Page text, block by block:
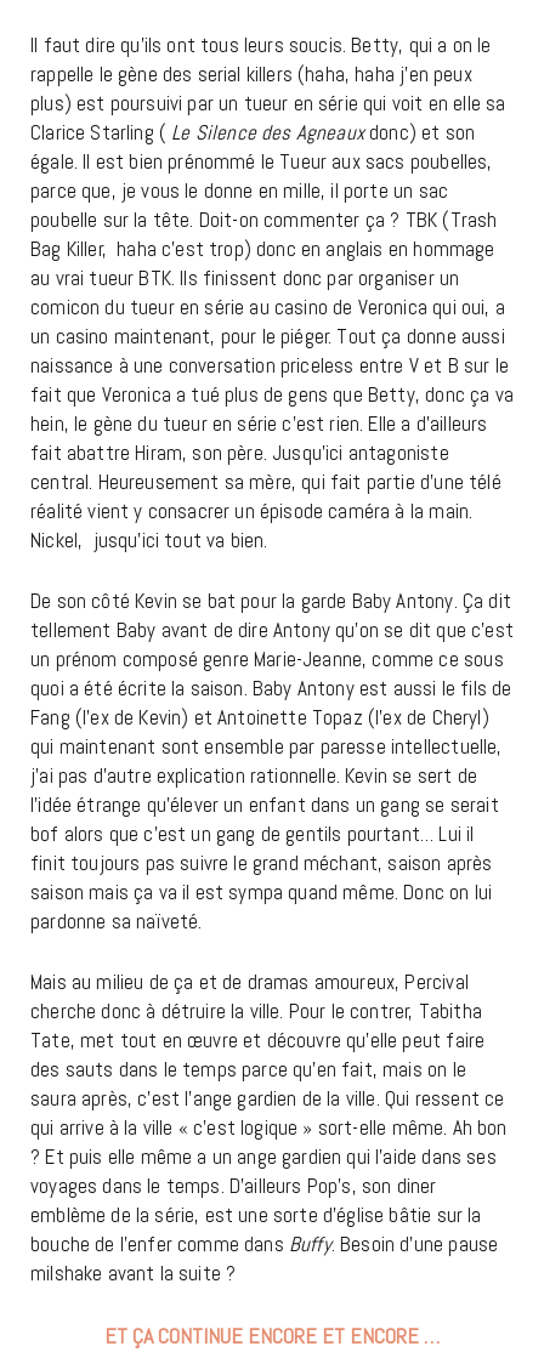
Il faut dire qu’ils ont tous leurs soucis. Betty, qui a on le
rappelle le gène des serial killers (haha, haha j’en peux
plus) est poursuivi par un tueur en série qui voit en elle sa
Clarice Starling ( Le Silence des Agneauxdonc) et son
égale. Il est bien prénommé le Tueur aux sacs poubelles,
parce que, je vous le donne en mille, il porte un sac
poubelle sur la tête. Doit-on commenter ça ? TBK (Trash
Bag Killer, haha c’est trop) donc en anglais en hommage
au vrai tueur BTK. Ils finissent donc par organiser un
comicon du tueur en série au casino de Veronica qui oui, a
un casino maintenant, pour le piéger. Tout ça donne aussi
naissance à une conversation priceless entre V et B sur le
fait que Veronica a tué plus de gens que Betty, donc ça va
hein, le gène du tueur en série c’est rien. Elle a d’ailleurs
fait abattre Hiram, son père. Jusqu’ici antagoniste
central. Heureusement sa mère, qui fait partie d’une télé
réalité vient y consacrer un épisode caméra à la main.
Nickel, jusqu’ici tout va bien.
De son côté Kevin se bat pour la garde Baby Antony. Ça dit
tellement Baby avant de dire Antony qu’on se dit que c’est
un prénom composé genre Marie-Jeanne, comme ce sous
quoi a été écrite la saison. Baby Antony est aussi le fils de
Fang (l’ex de Kevin) et Antoinette Topaz (l’ex de Cheryl)
qui maintenant sont ensemble par paresse intellectuelle,
j’ai pas d’autre explication rationnelle. Kevin se sert de
l’idée étrange qu’élever un enfant dans un gang se serait
bof alors que c’est un gang de gentils pourtant… Lui il
finit toujours pas suivre le grand méchant, saison après
saison mais ça va il est sympa quand même. Donc on lui
pardonne sa naïveté.
Mais au milieu de ça et de dramas amoureux, Percival
cherche donc à détruire la ville. Pour le contrer, Tabitha
Tate, met tout en œuvre et découvre qu’elle peut faire
des sauts dans le temps parce qu’en fait, mais on le
saura après, c’est l’ange gardien de la ville. Qui ressent ce
qui arrive à la ville « c’est logique » sort-elle même. Ah bon
? Et puis elle même a un ange gardien qui l’aide dans ses
voyages dans le temps. D’ailleurs Pop’s, son diner
emblème de la série, est une sorte d’église bâtie sur la
bouche de l’enfer comme dans Buffy. Besoin d’une pause
milshake avant la suite ?
ET ÇA CONTINUE ENCORE ET ENCORE …